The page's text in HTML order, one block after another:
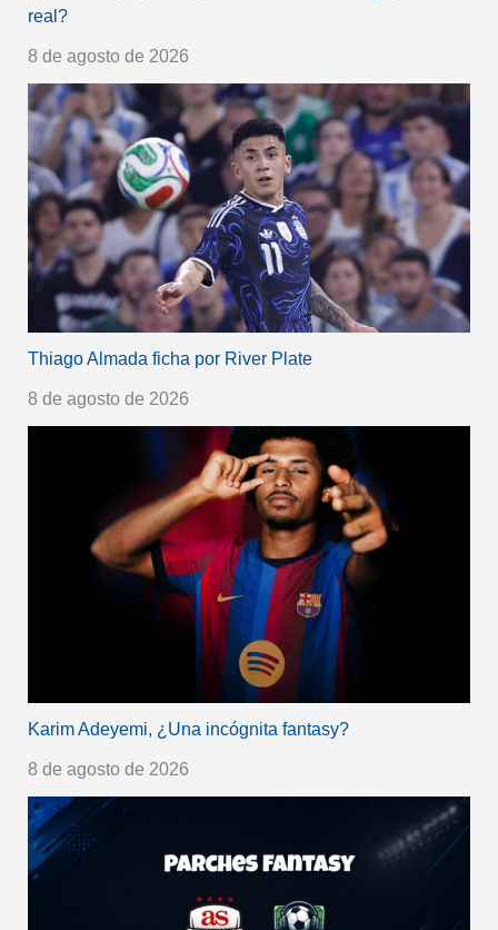
real?
8 de agosto de 2026
Thiago Almada ficha por River Plate
8 de agosto de 2026
Karim Adeyemi, ¿Una incógnita fantasy?
8 de agosto de 2026